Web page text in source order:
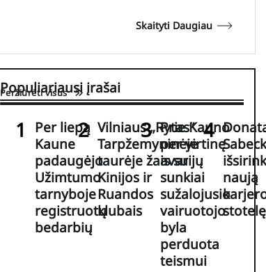
Skaityti Daugiau
Populiariausi įrašai
Peržiūrėti visus
Per liepą
Kaune
padaugėjo
Užimtumo
tarnyboje
registruotų
bedarbių
Vilniaus „Rytas“
Tarpžemyninėje
taurėje žais su
Kinijos ir
Ruandos
klubais
Prie Kauno
per virtinę
avarijų
sunkiai
sužalojusio
vairuotojo
byla
perduota
teismui
naują
stotelę